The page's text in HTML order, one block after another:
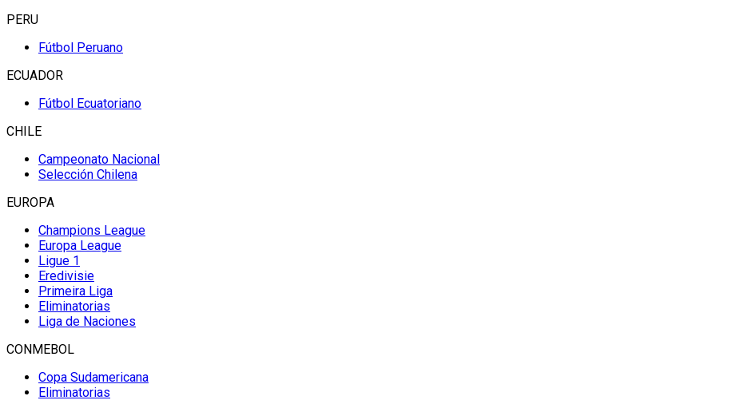
PERU
Fútbol Peruano
ECUADOR
Fútbol Ecuatoriano
CHILE
Campeonato Nacional
Selección Chilena
EUROPA
Champions League
Europa League
Ligue 1
Eredivisie
Primeira Liga
Eliminatorias
Liga de Naciones
CONMEBOL
Copa Sudamericana
Eliminatorias